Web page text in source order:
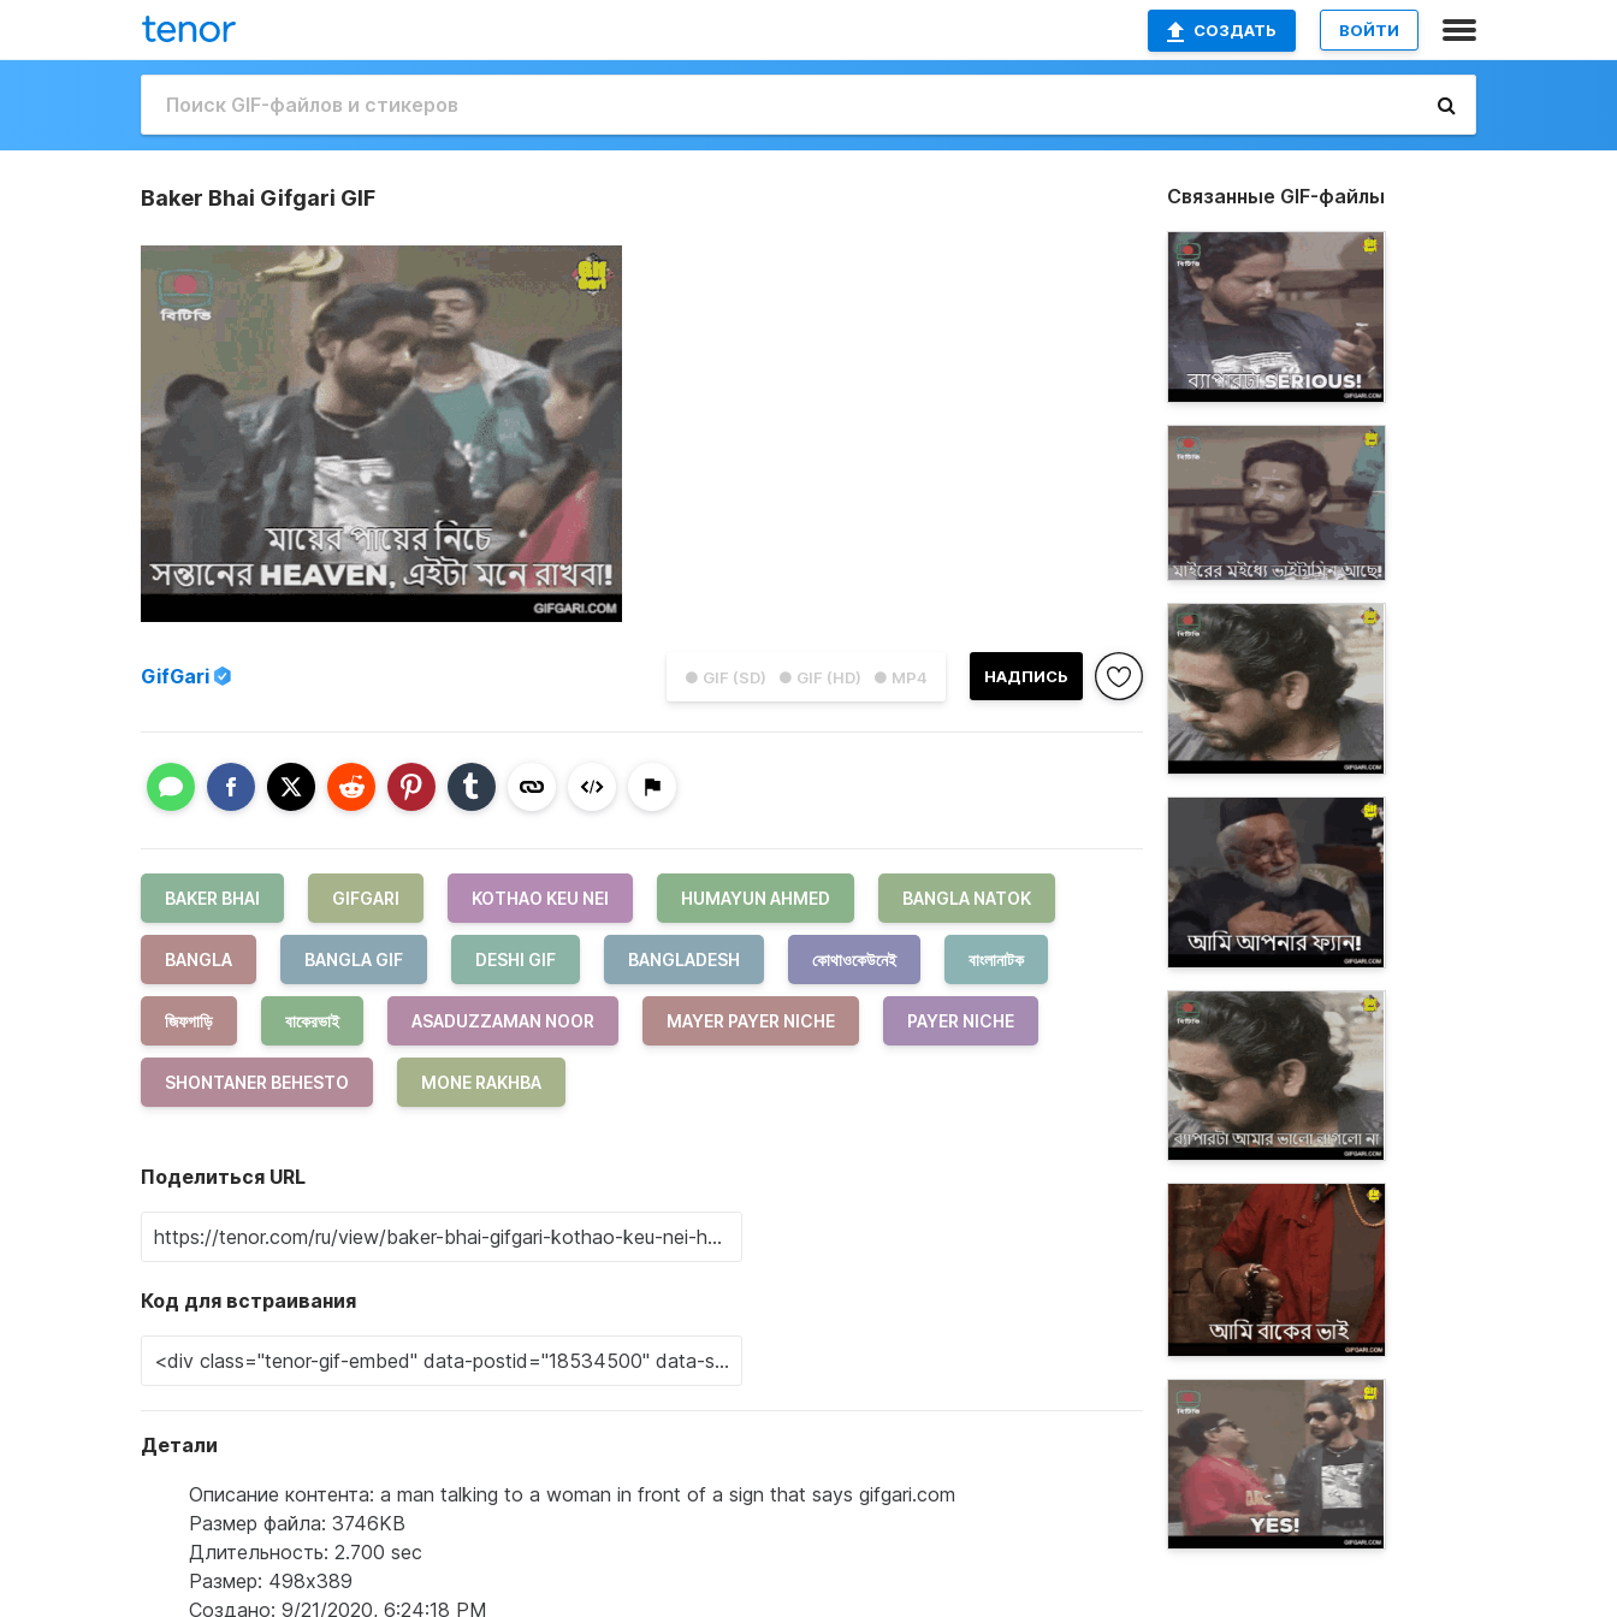
СОЗДАТЬ ВОЙТИ
Baker Bhai Gifgari GIF
● GIF (SD) ● GIF (HD) ● MP4 НАДПИСЬ
GifGari
BAKER BHAI GIFGARI KOTHAO KEU NEI HUMAYUN AHMED BANGLA NATOK
BANGLA BANGLA GIF DESHI GIF BANGLADESH কোথাওকেউনেই বাংলানাটক
জিফগাড়ি বাকেরভাই ASADUZZAMAN NOOR MAYER PAYER NICHE PAYER NICHE
SHONTANER BEHESTO MONE RAKHBA
Поделиться URL
Код для встраивания
Детали
Описание контента: a man talking to a woman in front of a sign that says gifgari.com
Размер файла: 3746KB
Длительность: 2.700 sec
Размер: 498x389
Создано: 9/21/2020, 6:24:18 PM
Связанные GIF-файлы